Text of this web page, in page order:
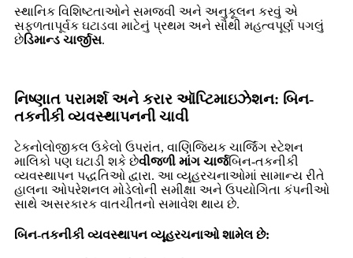
સ્થાનિક વિશિષ્ટતાઓને સમજવી અને અનુકૂલન કરવું એ
સફળતાપૂર્વક ઘટાડવા માટેનું પ્રથમ અને સૌથી મહત્વપૂર્ણ પગલું
છેડિમાન્ડ ચાર્જીસ.
નિષ્ણાત પરામર્શ અને કરાર ઑપ્ટિમાઇઝેશન: બિન-
તકનીકી વ્યવસ્થાપનની ચાવી
ટેકનોલોજીકલ ઉકેલો ઉપરાંત, વાણિજ્યિક ચાર્જિંગ સ્ટેશન
માલિકો પણ ઘટાડી શકે છેવીજળી માંગ ચાર્જબિન-તકનીકી
વ્યવસ્થાપન પદ્ધતિઓ દ્વારા. આ વ્યૂહરચનાઓમાં સામાન્ય રીતે
હાલના ઓપરેશનલ મોડેલોની સમીક્ષા અને ઉપયોગિતા કંપનીઓ
સાથે અસરકારક વાતચીતનો સમાવેશ થાય છે.
બિન-તકનીકી વ્યવસ્થાપન વ્યૂહરચનાઓ શામેલ છે: